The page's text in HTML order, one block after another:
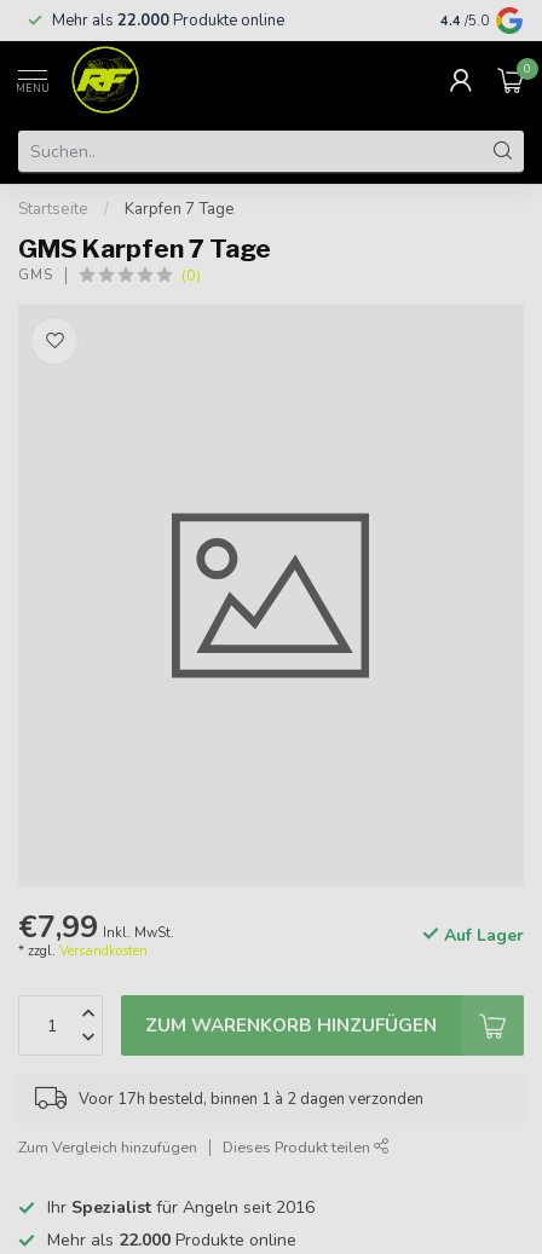
Mehr als 22.000Produkte online Kostenloser
€
4.4 /5.0
MENU
0
Startseite / Karpfen 7 Tage
GMS Karpfen 7 Tage
GMS (0)
€7,99 Inkl. MwSt.
* zzgl. Versandkosten
Auf Lager
ZUM WARENKORB HINZUFÜGEN
Voor 17h besteld, binnen 1 à 2 dagen verzonden
Zum Vergleich hinzufügen Dieses Produkt teilen
Ihr Spezialist für Angeln seit 2016
Mehr als 22.000 Produkte online